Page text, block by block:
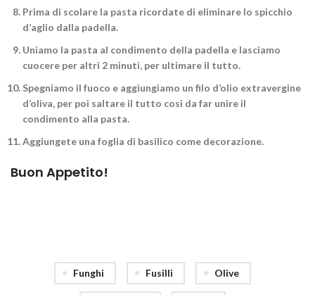
Prima di scolare la pasta ricordate di eliminare lo spicchio
d’aglio dalla padella.
Uniamo la pasta al condimento della padella e lasciamo
cuocere per altri 2 minuti, per ultimare il tutto.
Spegniamo il fuoco e aggiungiamo un filo d’olio extravergine
d’oliva, per poi saltare il tutto così da far unire il
condimento alla pasta.
Aggiungete una foglia di basilico come decorazione.
Buon Appetito!
Funghi Fusilli Olive